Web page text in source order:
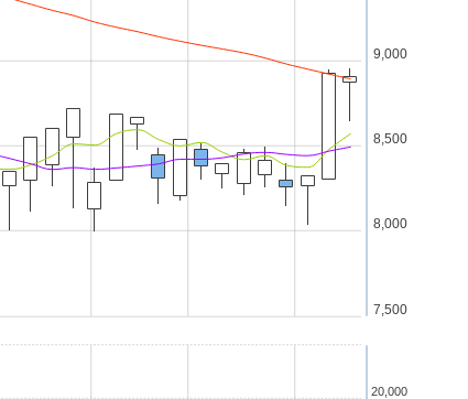
7,500
8,000
8,500
9,000
20,000